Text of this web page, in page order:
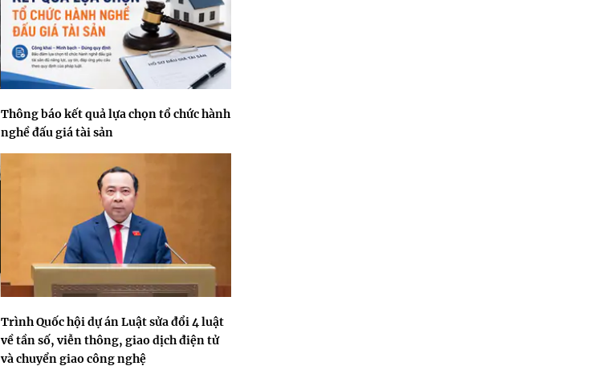
Thông báo kết quả lựa chọn tổ chức hành
nghề đấu giá tài sản
Trình Quốc hội dự án Luật sửa đổi 4 luật
về tần số, viễn thông, giao dịch điện tử
và chuyển giao công nghệ